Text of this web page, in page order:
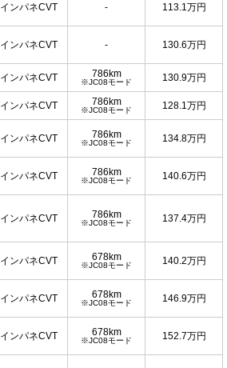
インパネCVT - 113.1万円
インパネCVT - 130.6万円
インパネCVT 786km
※JC08モード 130.9万円
インパネCVT 786km
※JC08モード 128.1万円
インパネCVT 786km
※JC08モード 134.8万円
インパネCVT 786km
※JC08モード 140.6万円
インパネCVT 786km
※JC08モード 137.4万円
インパネCVT 678km
※JC08モード 140.2万円
インパネCVT 678km
※JC08モード 146.9万円
インパネCVT 678km
※JC08モード 152.7万円